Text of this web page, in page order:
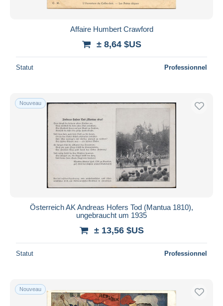
Affaire Humbert Crawford
± 8,64 $US
Statut Professionnel
Nouveau
Österreich AK Andreas Hofers Tod (Mantua 1810),
ungebraucht um 1935
± 13,56 $US
Statut Professionnel
Nouveau